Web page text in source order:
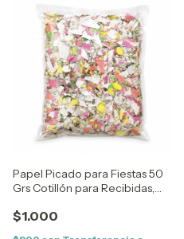
Papel Picado para Fiestas 50
Grs Cotillón para Recibidas,
$1.000